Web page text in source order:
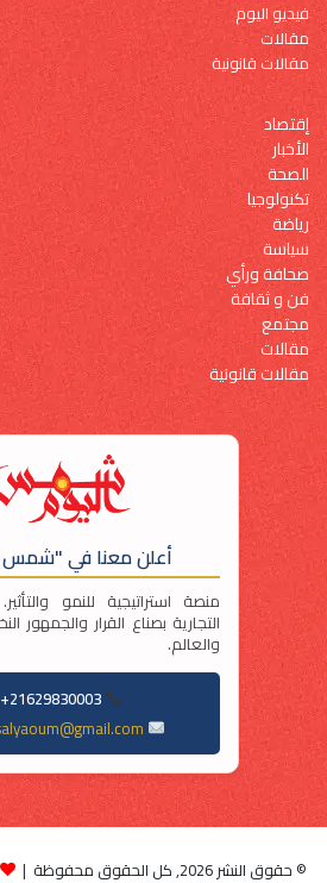
فيديو اليوم
مقالات
مقالات قانونية
إقتصاد
الأخبار
الصحة
تكنولوجيا
رياضة
سياسة
صحافة ورأي
فن و ثقافة
مجتمع
مقالات
مقالات قانونية
أعلن معنا في "شمس
منصة استراتيجية للنمو
التجارية بصناع القرار والجمهور
والعالم.
21629830003+
© حقوق النشر 2026, كل الحقوق محفوظة |